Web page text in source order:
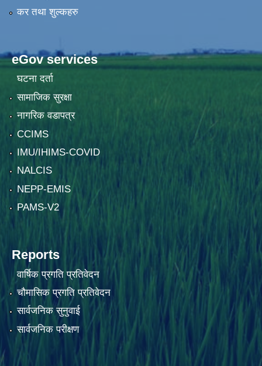
कर तथा शुल्कहरु
eGov services
घटना दर्ता
सामाजिक सुरक्षा
नागरिक वडापत्र
CCIMS
IMU/IHIMS-COVID
NALCIS
NEPP-EMIS
PAMS-V2
Reports
वार्षिक प्रगति प्रतिवेदन
चौमासिक प्रगति प्रतिवेदन
सार्वजनिक सुनुवाई
सार्वजनिक परीक्षण